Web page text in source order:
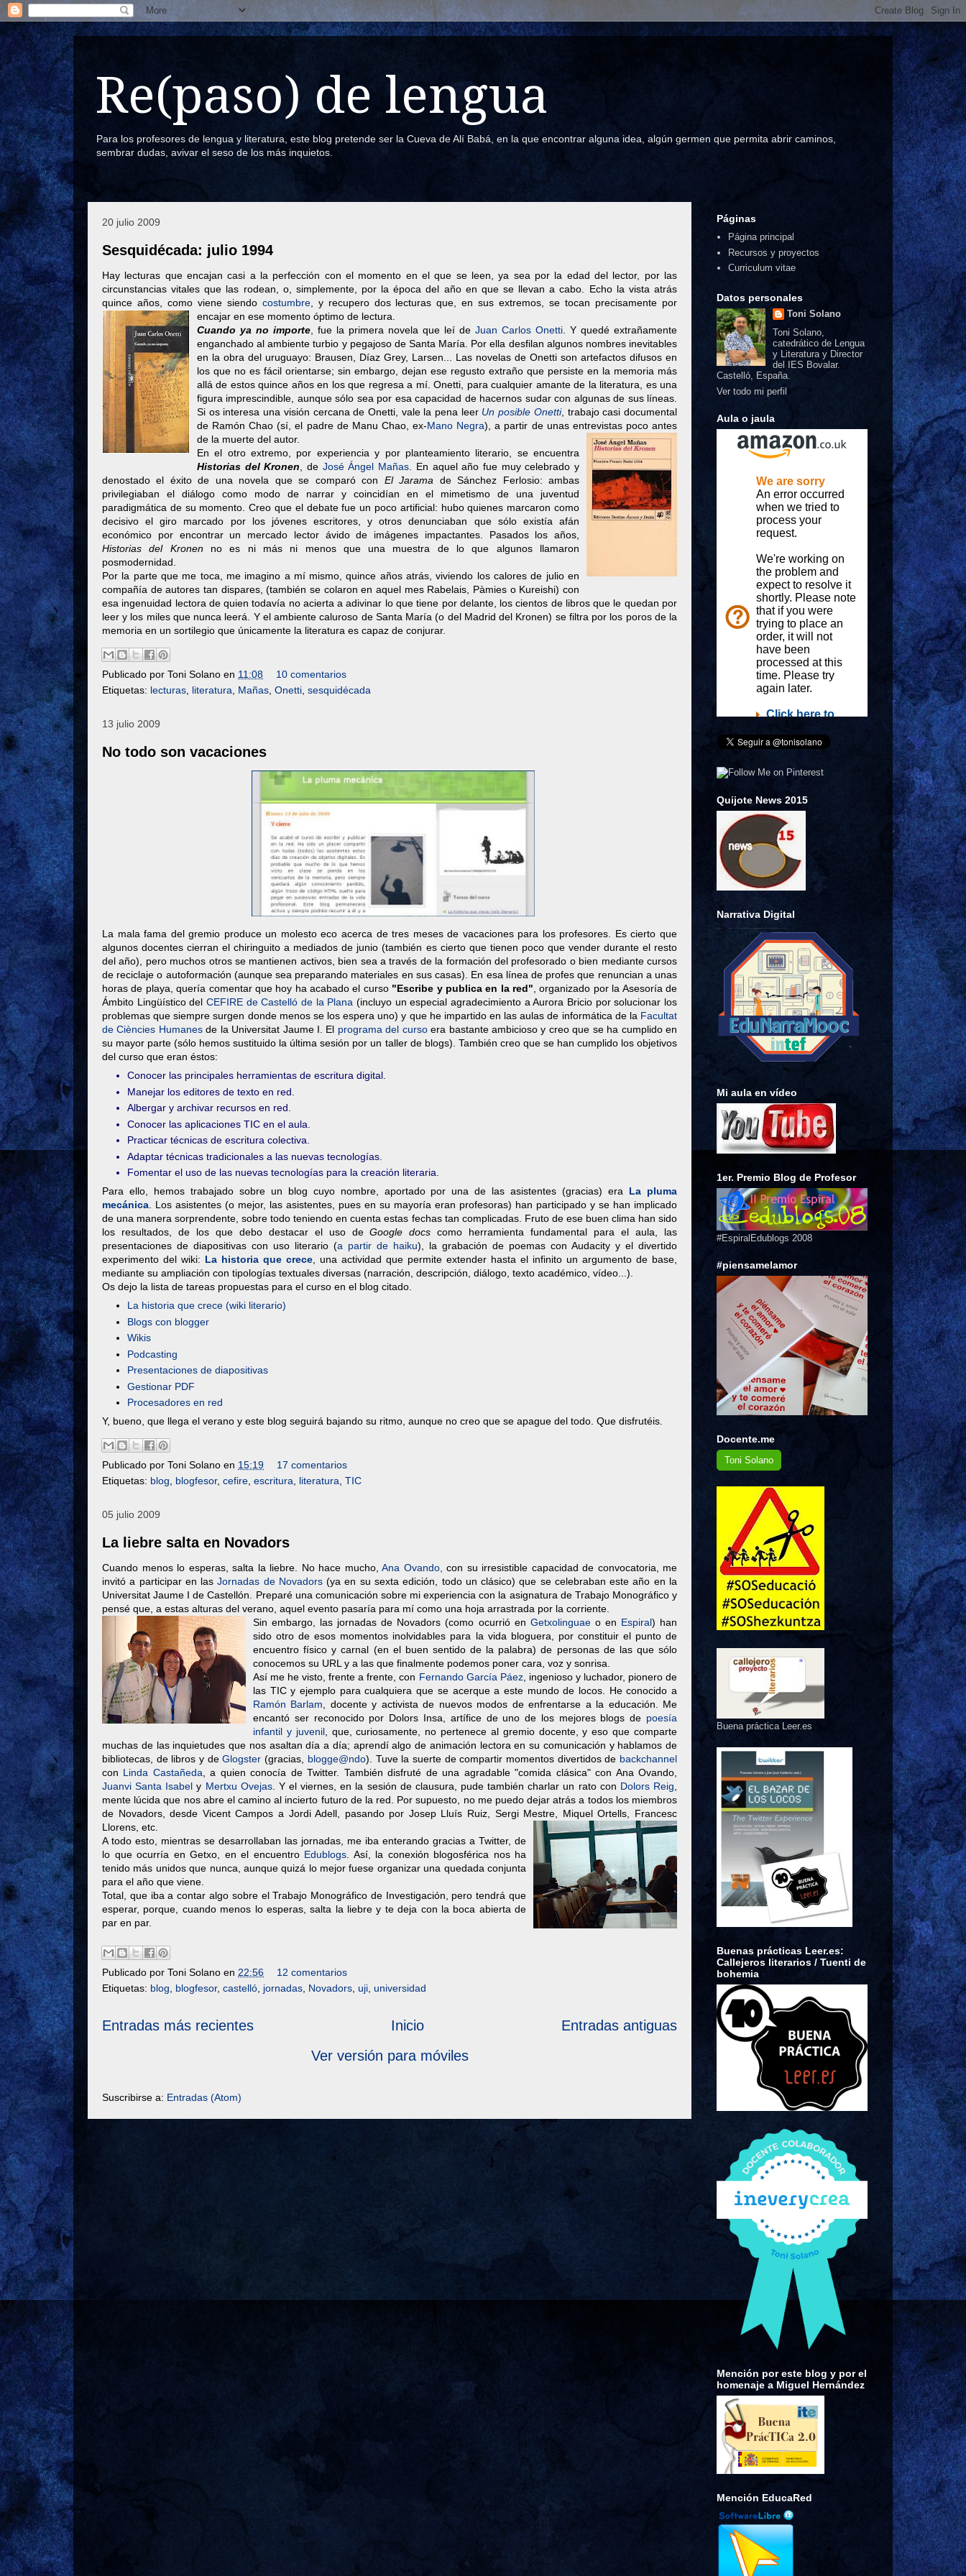
Re(paso) de lengua
Para los profesores de lengua y literatura, este blog pretende ser la Cueva de Alí Babá, en la que encontrar alguna idea, algún germen que permita abrir caminos,
sembrar dudas, avivar el seso de los más inquietos.
20 julio 2009
Sesquidécada: julio 1994
Hay lecturas que encajan casi a la perfección con el momento en el que se leen, ya sea por la edad del lector, por las
circunstancias vitales que las rodean, o, simplemente, por la época del año en que se llevan a cabo. Echo la vista atrás
quince años, como viene siendo costumbre, y recupero dos lecturas que, en sus extremos, se tocan precisamente por
encajar en ese momento óptimo de lectura.
Cuando ya no importe , fue la primera novela que leí de Juan Carlos Onetti . Y quedé extrañamente
enganchado al ambiente turbio y pegajoso de Santa María. Por ella desfilan algunos nombres inevitables
en la obra del uruguayo: Brausen, Díaz Grey, Larsen... Las novelas de Onetti son artefactos difusos en
los que no es fácil orientarse; sin embargo, dejan ese regusto extraño que persiste en la memoria más
allá de estos quince años en los que regresa a mí. Onetti, para cualquier amante de la literatura, es una
figura imprescindible, aunque sólo sea por esa capacidad de hacernos sudar con algunas de sus líneas.
Si os interesa una visión cercana de Onetti, vale la pena leer Un posible Onetti, trabajo casi documental
de Ramón Chao (sí, el padre de Manu Chao, ex-Mano Negra), a partir de unas entrevistas poco antes
de la muerte del autor.
En el otro extremo, por experiencia y por planteamiento literario, se encuentra
Historias del Kronen , de José Ángel Mañas . En aquel año fue muy celebrado y
denostado el éxito de una novela que se comparó con El Jarama de Sánchez Ferlosio: ambas
privilegiaban el diálogo como modo de narrar y coincidían en el mimetismo de una juventud
paradigmática de su momento. Creo que el debate fue un poco artificial: hubo quienes marcaron como
decisivo el giro marcado por los jóvenes escritores, y otros denunciaban que sólo existía afán
económico por encontrar un mercado lector ávido de imágenes impactantes. Pasados los años,
Historias del Kronenno es ni más ni menos que una muestra de lo que algunos llamaron
posmodernidad.
Por la parte que me toca, me imagino a mí mismo, quince años atrás, viviendo los calores de julio en
compañía de autores tan dispares, (también se colaron en aquel mes Rabelais, Pàmies o Kureishi) con
esa ingenuidad lectora de quien todavía no acierta a adivinar lo que tiene por delante, los cientos de libros que le quedan por
leer y los miles que nunca leerá. Y el ambiente caluroso de Santa María (o del Madrid del Kronen) se filtra por los poros de la
memoria en un sortilegio que únicamente la literatura es capaz de conjurar.
Publicado por Toni Solano en 11:08
10 comentarios
Etiquetas: lecturas literatura Mañas Onetti sesquidécada
13 julio 2009
No todo son vacaciones
La mala fama del gremio produce un molesto eco acerca de tres meses de vacaciones para los profesores. Es cierto que
algunos docentes cierran el chiringuito a mediados de junio (también es cierto que tienen poco que vender durante el resto
del año), pero muchos otros se mantienen activos, bien sea a través de la formación del profesorado o bien mediante cursos
de reciclaje o autoformación (aunque sea preparando materiales en sus casas). En esa línea de profes que renuncian a unas
horas de playa, quería comentar que hoy ha acabado el curso "Escribe y publica en la red" , organizado por la Asesoría de
Ámbito Lingüístico del CEFIRE de Castelló de la Plana (incluyo un especial agradecimiento a Aurora Bricio por solucionar los
problemas que siempre surgen donde menos se los espera uno) y que he impartido en las aulas de informática de la Facultat
de Ciències Humanesde la Universitat Jaume I. El programa del cursoera bastante ambicioso y creo que se ha cumplido en
su mayor parte (sólo hemos sustituido la última sesión por un taller de blogs). También creo que se han cumplido los objetivos
del curso que eran éstos:
Conocer las principales herramientas de escritura digital.
Manejar los editores de texto en red.
Albergar y archivar recursos en red.
Conocer las aplicaciones TIC en el aula.
Practicar técnicas de escritura colectiva.
Adaptar técnicas tradicionales a las nuevas tecnologías.
Fomentar el uso de las nuevas tecnologías para la creación literaria.
Para ello, hemos trabajado sobre un blog cuyo nombre, aportado por una de las asistentes (gracias) era La pluma
mecánica . Los asistentes (o mejor, las asistentes, pues en su mayoría eran profesoras) han participado y se han implicado
de una manera sorprendente, sobre todo teniendo en cuenta estas fechas tan complicadas. Fruto de ese buen clima han sido
los resultados, de los que debo destacar el uso deGoogle docs como herramienta fundamental para el aula, las
presentaciones de diapositivas con uso literario (a partir de haiku), la grabación de poemas con Audacity y el divertido
experimento del wiki: La historia que crece , una actividad que permite extender hasta el infinito un argumento de base,
mediante su ampliación con tipologías textuales diversas (narración, descripción, diálogo, texto académico, vídeo...).
Os dejo la lista de tareas propuestas para el curso en el blog citado.
La historia que crece (wiki literario)
Blogs con blogger
Wikis
Podcasting
Presentaciones de diapositivas
Gestionar PDF
Procesadores en red
Y, bueno, que llega el verano y este blog seguirá bajando su ritmo, aunque no creo que se apague del todo. Que disfrutéis.
Publicado por Toni Solano en 15:19
17 comentarios
Etiquetas: blog blogfesor, cefire escritura literatura TIC
05 julio 2009
La liebre salta en Novadors
Cuando menos lo esperas, salta la liebre. No hace mucho, Ana Ovando, con su irresistible capacidad de convocatoria, me
invitó a participar en lasJornadas de Novadors(ya en su sexta edición, todo un clásico) que se celebraban este año en la
Universitat Jaume I de Castellón. Preparé una comunicación sobre mi experiencia con la asignatura de Trabajo Monográfico y
pensé que, a estas alturas del verano, aquel evento pasaría para mí como una hoja arrastrada por la corriente.
Sin embargo, las jornadas de Novadors (como ocurrió en Getxolinguaeo en Espiral) han
sido otro de esos momentos inolvidables para la vida bloguera, por constituir el punto de
encuentro físico y carnal (en el buen sentido de la palabra) de personas de las que sólo
conocemos su URL y a las que finalmente podemos poner cara, voz y sonrisa.
Así me he visto, frente a frente, con Fernando García Páez, ingenioso y luchador, pionero de
las TIC y ejemplo para cualquiera que se acerque a este mundo de locos. He conocido a
Ramón Barlam , docente y activista de nuevos modos de enfrentarse a la educación. Me
encantó ser reconocido por Dolors Insa, artífice de uno de los mejores blogs de poesía
infantil y juvenil, que, curiosamente, no pertenece al gremio docente, y eso que comparte
muchas de las inquietudes que nos asaltan día a día; aprendí algo de animación lectora en su comunicación y hablamos de
bibliotecas, de libros y deGlogster (gracias, blogge@ndo). Tuve la suerte de compartir momentos divertidos de backchannel
con Linda Castañeda , a quien conocía de Twitter. También disfruté de una agradable "comida clásica" con Ana Ovando,
Juanvi Santa Isabel y Mertxu Ovejas. Y el viernes, en la sesión de clausura, pude también charlar un rato con Dolors Reig
mente lúcida que nos abre el camino al incierto futuro de la red. Por supuesto, no me puedo dejar atrás a todos los miembros
de Novadors, desde Vicent Campos a Jordi Adell, pasando por Josep Lluís Ruiz, Sergi Mestre, Miquel Ortells, Francesc
Llorens, etc.
A todo esto, mientras se desarrollaban las jornadas, me iba enterando gracias a Twitter, de
lo que ocurría en Getxo, en el encuentro Edublogs . Así, la conexión blogosférica nos ha
tenido más unidos que nunca, aunque quizá lo mejor fuese organizar una quedada conjunta
para el año que viene.
Total, que iba a contar algo sobre el Trabajo Monográfico de Investigación, pero tendrá que
esperar, porque, cuando menos lo esperas, salta la liebre y te deja con la boca abierta de
par en par.
Publicado por Toni Solano en 22:56
12 comentarios
Etiquetas: blog blogfesor, castelló jornadas Novadors uji universidad
Entradas más recientes Entradas antiguas
Inicio
Ver versión para móviles
Suscribirse a: Entradas (Atom)
Páginas
Página principal
Recursos y proyectos
Curriculum vitae
Datos personales
Toni Solano
Toni Solano,
catedrático de Lengua
y Literatura y Director
del IES Bovalar.
Castelló, España.
Ver todo mi perfil
Aula o jaula
Quijote News 2015
Narrativa Digital
Mi aula en vídeo
1er. Premio Blog de Profesor
#EspiralEdublogs 2008
#piensamelamor
Docente.me
Toni Solano
Buena práctica Leer.es
Buenas prácticas Leer.es:
Callejeros literarios / Tuenti de
bohemia
Mención por este blog y por el
homenaje a Miguel Hernández
Mención EducaRed